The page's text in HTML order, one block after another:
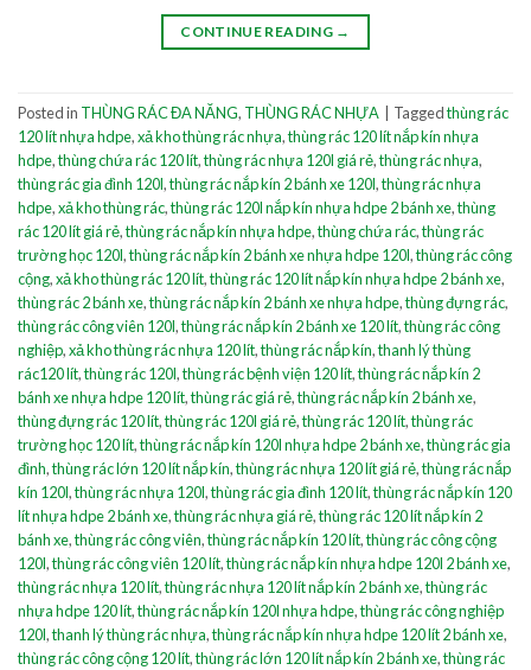
CONTINUE READING →
Posted in THÙNG RÁC ĐA NĂNG, THÙNG RÁC NHỰA Taggedthùng rác
120 lít nhựa hdpe,xả kho thùng rác nhựa,thùng rác 120 lít nắp kín nhựa
hdpe,thùng chứa rác 120 lít,thùng rác nhựa 120l giá rẻ,thùng rác nhựa,
thùng rác gia đình 120l,thùng rác nắp kín 2 bánh xe 120l,thùng rác nhựa
hdpe,xả kho thùng rác,thùng rác 120l nắp kín nhựa hdpe 2 bánh xe,thùng
rác 120 lít giá rẻ,thùng rác nắp kín nhựa hdpe,thùng chứa rác,thùng rác
trường học 120l,thùng rác nắp kín 2 bánh xe nhựa hdpe 120l,thùng rác công
cộng,xả kho thùng rác 120 lít,thùng rác 120 lít nắp kín nhựa hdpe 2 bánh xe,
thùng rác 2 bánh xe,thùng rác nắp kín 2 bánh xe nhựa hdpe,thùng đựng rác,
thùng rác công viên 120l,thùng rác nắp kín 2 bánh xe 120 lít,thùng rác công
nghiệp,xả kho thùng rác nhựa 120 lít,thùng rác nắp kín,thanh lý thùng
rác120 lít,thùng rác 120l,thùng rác bệnh viện 120 lít,thùng rác nắp kín 2
bánh xe nhựa hdpe 120 lít,thùng rác giá rẻ,thùng rác nắp kín 2 bánh xe,
thùng đựng rác 120 lít,thùng rác 120l giá rẻ,thùng rác 120 lít,thùng rác
trường học 120 lít,thùng rác nắp kín 120l nhựa hdpe 2 bánh xe,thùng rác gia
đình,thùng rác lớn 120 lít nắp kín,thùng rác nhựa 120 lít giá rẻ,thùng rác nắp
kín 120l,thùng rác nhựa 120l,thùng rác gia đình 120 lít,thùng rác nắp kín 120
lít nhựa hdpe 2 bánh xe,thùng rác nhựa giá rẻ,thùng rác 120 lít nắp kín 2
bánh xe,thùng rác công viên,thùng rác nắp kín 120 lít,thùng rác công cộng
120l,thùng rác công viên 120 lít,thùng rác nắp kín nhựa hdpe 120l 2 bánh xe,
thùng rác nhựa 120 lít,thùng rác nhựa 120 lít nắp kín 2 bánh xe,thùng rác
nhựa hdpe 120 lít,thùng rác nắp kín 120l nhựa hdpe,thùng rác công nghiệp
120l,thanh lý thùng rác nhựa,thùng rác nắp kín nhựa hdpe 120 lít 2 bánh xe,
thùng rác công cộng 120 lít,thùng rác lớn 120 lít nắp kín 2 bánh xe,thùng rác